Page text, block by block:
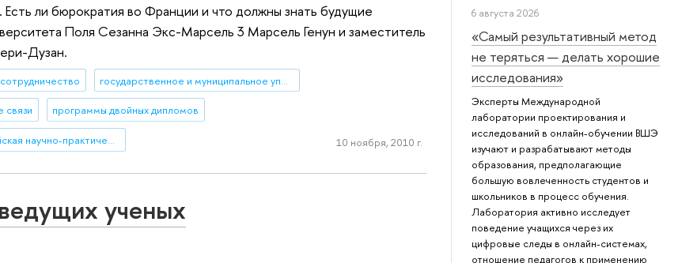
6 августа 2026
«Самый результативный метод
не теряться — делать хорошие
исследования»
Эксперты Международной
лаборатории проектирования и
исследований в онлайн-обучении ВШЭ
изучают и разрабатывают методы
образования, предполагающие
большую вовлеченность студентов и
школьников в процесс обучения.
Лаборатория активно исследует
поведение учащихся через их
цифровые следы в онлайн-системах,
отношение педагогов к применению
Есть ли бюрократия во Франции и что должны знать будущие
Поля Сезанна Экс-Марсель 3 Марсель Генун и заместитель
Дузан.
связи программы двойных дипломов
Франко-российская научно-практическая конференции «Экономика, политика, общество: новые вызовы, новые возможности» 10 ноября, 2010 г.
ученых